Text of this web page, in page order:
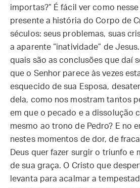
importas?” É fácil ver como
presente a história do Corpo de
séculos: seus problemas, suas
a aparente “inatividade” de
quais são as conclusões que daí
que o Senhor parece às vezes
esquecido de sua Esposa,
dela, como nos mostram tantos
em que o pecado e a dissolução
mesmo ao trono de Pedro? E no
nestes momentos de dor, de
Deus quer fazer surgir o triunfo e
de sua graça. O Cristo que
levanta para acalmar a